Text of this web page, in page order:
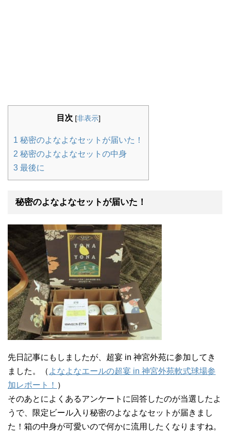
目次 [非表示]
1 秘密のよなよなセットが届いた！
2 秘密のよなよなセットの中身
3 最後に
秘密のよなよなセットが届いた！
先日記事にもしましたが、超宴 in 神宮外苑に参加してき
ました。（ よなよなエールの超宴 in 神宮外苑軟式球場参
加レポート！ ）
そのあとによくあるアンケートに回答したのが当選したよ
うで、限定ビール入り秘密のよなよなセットが届きまし
た！箱の中身が可愛いので何かに流用したくなりますね。